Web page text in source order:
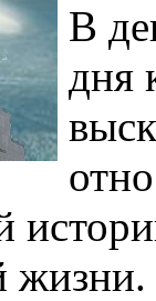
В
дня
жизни.